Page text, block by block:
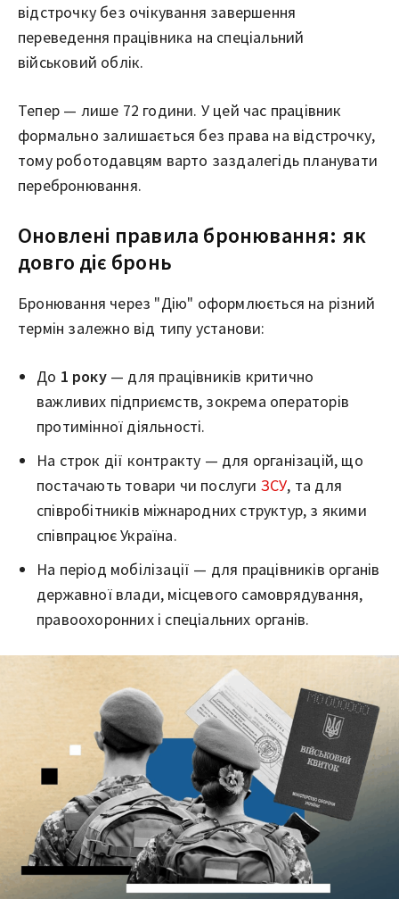
відстрочку без очікування завершення
переведення працівника на спеціальний
військовий облік.
Тепер — лише 72 години. У цей час працівник
формально залишається без права на відстрочку,
тому роботодавцям варто заздалегідь планувати
перебронювання.
Оновлені правила бронювання: як
довго діє бронь
Бронювання через "Дію" оформлюється на різний
термін залежно від типу установи:
До 1 року— для працівників критично
важливих підприємств, зокрема операторів
протимінної діяльності.
На строк дії контракту — для організацій, що
постачають товари чи послуги ЗСУ, та для
співробітників міжнародних структур, з якими
співпрацює Україна.
На період мобілізації — для працівників органів
державної влади, місцевого самоврядування,
правоохоронних і спеціальних органів.